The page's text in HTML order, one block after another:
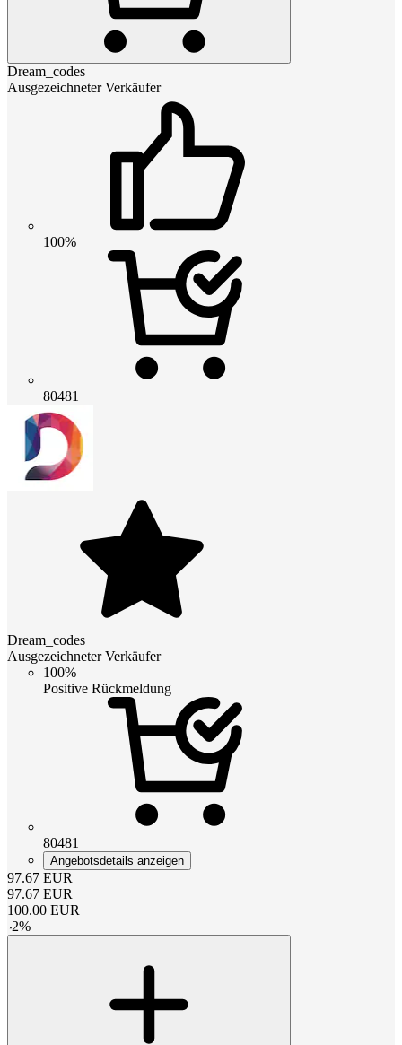
Dream_codes
Ausgezeichneter Verkäufer
100%
80481
Dream_codes
Ausgezeichneter Verkäufer
100%
Positive Rückmeldung
80481
Angebotsdetails anzeigen
97.67 EUR
97.67 EUR
100.00 EUR
-2%